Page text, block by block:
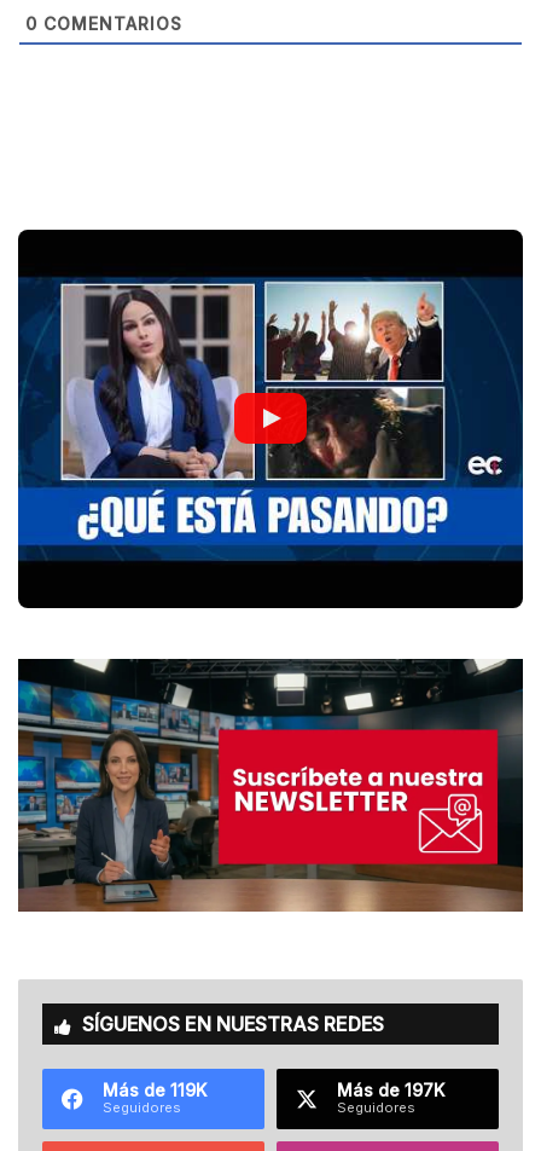
0 COMENTARIOS
SÍGUENOS EN NUESTRAS REDES
Más de 119K
Seguidores
Más de 197K
Seguidores